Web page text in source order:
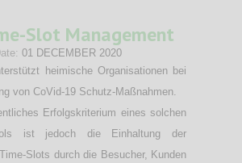
Slot Management
01 DECEMBER 2020
heimische Organisationen bei
von CoVid-19 Schutz-Maßnahmen.
Erfolgskriterium eines solchen
ist jedoch die Einhaltung der
Slots durch die Besucher, Kunden